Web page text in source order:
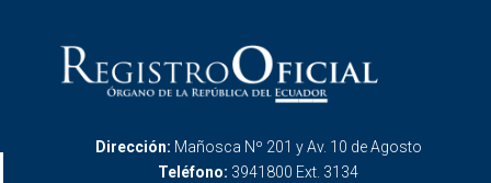
Dirección: Mañosca Nº 201 y Av. 10 de Agosto
Teléfono: 3941800 Ext. 3134